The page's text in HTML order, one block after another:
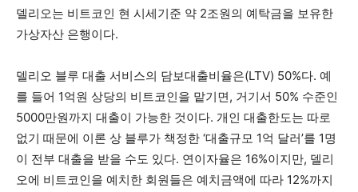
델리오는 비트코인 현 시세기준 약 2조원의 예탁금을 보유한
가상자산 은행이다.
델리오 블루 대출 서비스의 담보대출비율은(LTV) 50%다. 예
를 들어 1억원 상당의 비트코인을 맡기면, 거기서 50% 수준인
5000만원까지 대출이 가능한 것이다. 개인 대출한도는 따로
없기 때문에 이론 상 블루가 책정한 ‘대출규모 1억 달러’를 1명
이 전부 대출을 받을 수도 있다. 연이자율은 16%이지만, 델리
오에 비트코인을 예치한 회원들은 예치금액에 따라 12%까지